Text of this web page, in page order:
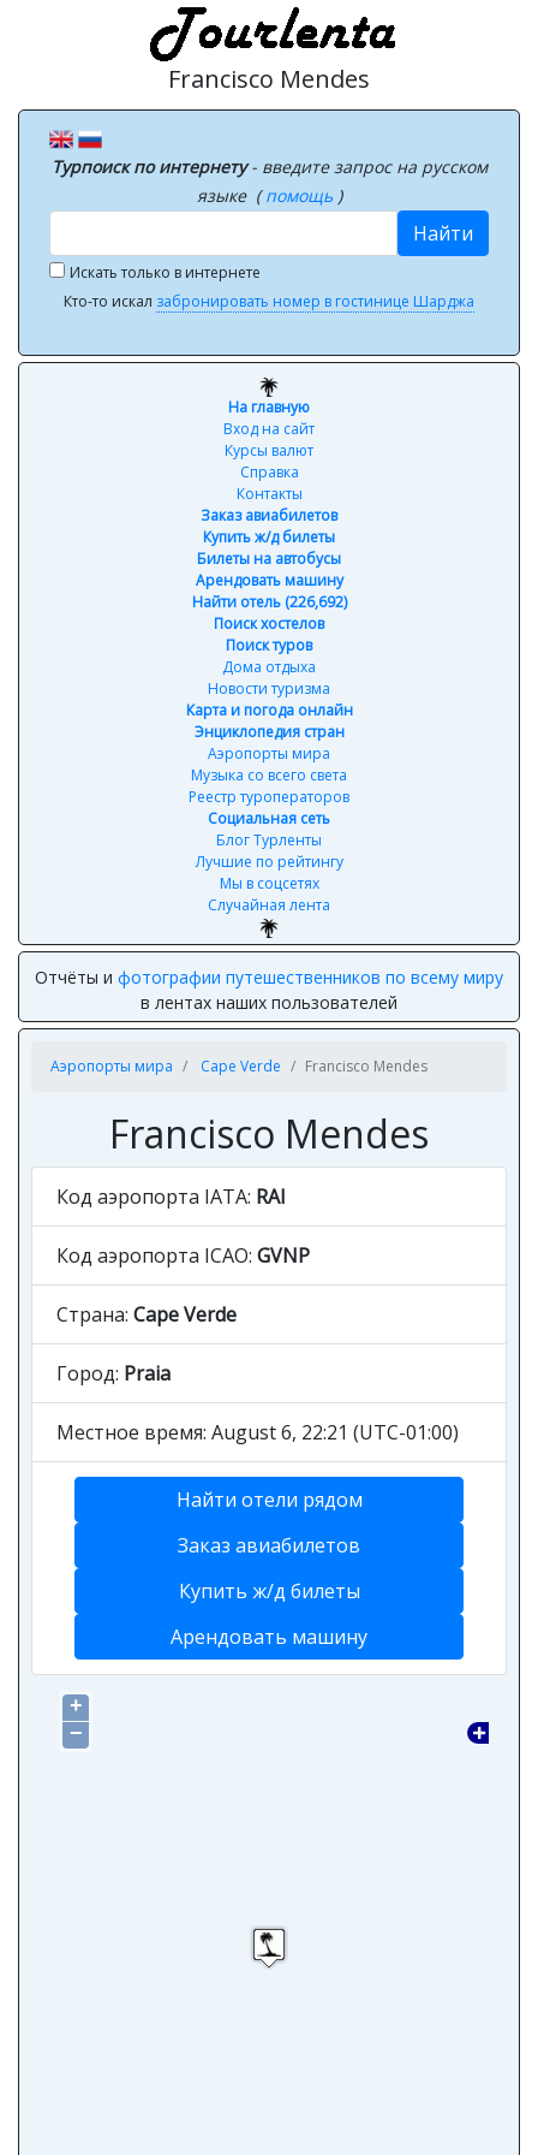
Francisco Mendes
Турпоиск по интернету- введите запрос на русском
языке (помощь )
Найти
Искать только в интернете
Кто-то искал забронировать номер в гостинице Шарджа
На главную
Вход на сайт
Курсы валют
Справка
Контакты
Заказ авиабилетов
Купить ж/д билеты
Билеты на автобусы
Арендовать машину
Найти отель (226,692)
Поиск хостелов
Поиск туров
Дома отдыха
Новости туризма
Карта и погода онлайн
Энциклопедия стран
Аэропорты мира
Музыка со всего света
Реестр туроператоров
Социальная сеть
Блог Турленты
Лучшие по рейтингу
Мы в соцсетях
Случайная лента
Отчёты и фотографии путешественников по всему миру
в лентах наших пользователей
Аэропорты мира Cape Verde Francisco Mendes
Francisco Mendes
Код аэропорта IATA: RAI
Код аэропорта ICAO: GVNP
Страна: Cape Verde
Город: Praia
Местное время: August 6, 22:21 (UTC-01:00)
Найти отели рядом
Заказ авиабилетов
Купить ж/д билеты
Арендовать машину
+
−